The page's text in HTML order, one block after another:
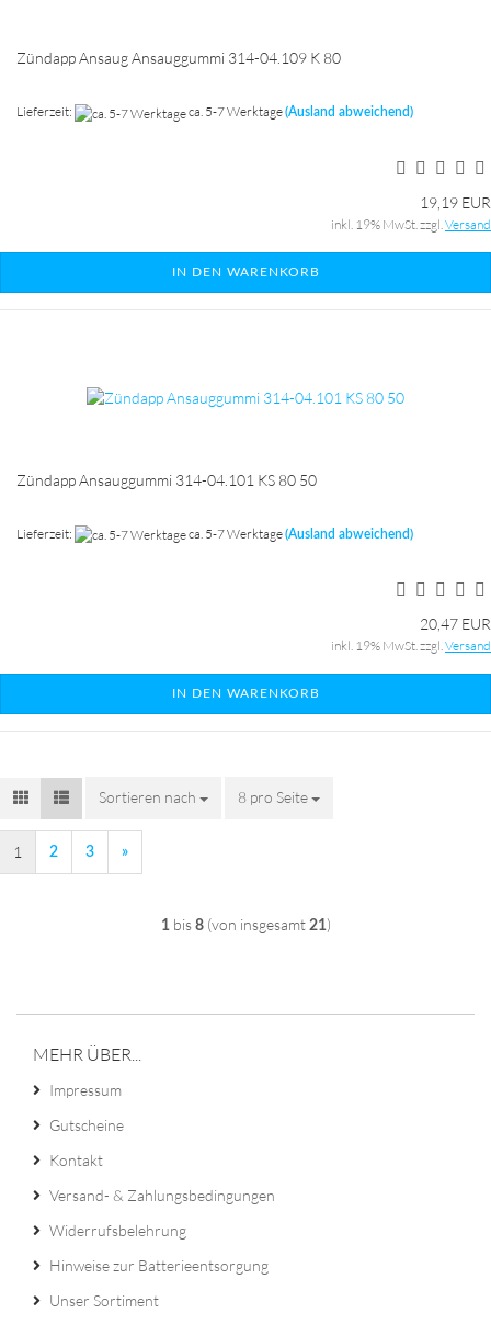
Zündapp Ansaug Ansauggummi 314-04.109 K 80
Lieferzeit: ca. 5-7 Werktage(Ausland abweichend)
19,19 EUR
inkl. 19% MwSt. zzgl. Versand
IN DEN WARENKORB
Zündapp Ansauggummi 314-04.101 KS 80 50
Lieferzeit: ca. 5-7 Werktage(Ausland abweichend)
20,47 EUR
inkl. 19% MwSt. zzgl.Versand
IN DEN WARENKORB
Sortieren nach
Sortieren nach 8 pro Seite
pro Seite
1 2 3 »
1 bis 8(von insgesamt 21)
MEHR ÜBER...
Impressum
Gutscheine
Kontakt
Versand- & Zahlungsbedingungen
Widerrufsbelehrung
Hinweise zur Batterieentsorgung
Unser Sortiment